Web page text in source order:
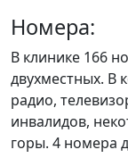
Номера:
В клинике 166
двухместных. В
радио,
инвалидов,
горы. 4 номера